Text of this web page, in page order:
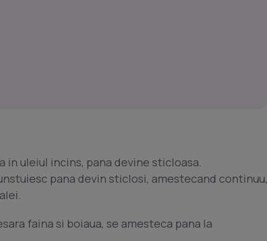
in uleiul incins, pana devine sticloasa.
pana devin sticlosi, amestecand continuu,
faina si boiaua, se amesteca pana la